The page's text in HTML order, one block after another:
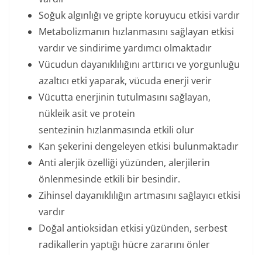
Soğuk algınlığı ve gripte koruyucu etkisi vardır
Metabolizmanın hızlanmasını sağlayan etkisi
vardır ve sindirime yardımcı olmaktadır
Vücudun dayanıklılığını arttırıcı ve yorgunluğu
azaltıcı etki yaparak, vücuda enerji verir
Vücutta enerjinin tutulmasını sağlayan,
nükleik asit ve protein
sentezinin hızlanmasında etkili olur
Kan şekerini dengeleyen etkisi bulunmaktadır
Anti alerjik özelliği yüzünden, alerjilerin
önlenmesinde etkili bir besindir.
Zihinsel dayanıklılığın artmasını sağlayıcı etkisi
vardır
Doğal antioksidan etkisi yüzünden, serbest
radikallerin yaptığı hücre zararını önler